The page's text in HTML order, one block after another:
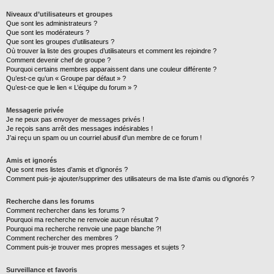
Niveaux d’utilisateurs et groupes
Que sont les administrateurs ?
Que sont les modérateurs ?
Que sont les groupes d’utilisateurs ?
Où trouver la liste des groupes d’utilisateurs et comment les rejoindre ?
Comment devenir chef de groupe ?
Pourquoi certains membres apparaissent dans une couleur différente ?
Qu’est-ce qu’un « Groupe par défaut » ?
Qu’est-ce que le lien « L’équipe du forum » ?
Messagerie privée
Je ne peux pas envoyer de messages privés !
Je reçois sans arrêt des messages indésirables !
J’ai reçu un spam ou un courriel abusif d’un membre de ce forum !
Amis et ignorés
Que sont mes listes d’amis et d’ignorés ?
Comment puis-je ajouter/supprimer des utilisateurs de ma liste d’amis ou d’ignorés ?
Recherche dans les forums
Comment rechercher dans les forums ?
Pourquoi ma recherche ne renvoie aucun résultat ?
Pourquoi ma recherche renvoie une page blanche ?!
Comment rechercher des membres ?
Comment puis-je trouver mes propres messages et sujets ?
Surveillance et favoris